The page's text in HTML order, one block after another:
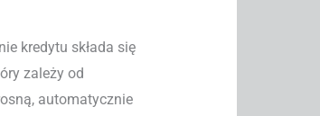
kredytu składa się
zależy od
automatycznie